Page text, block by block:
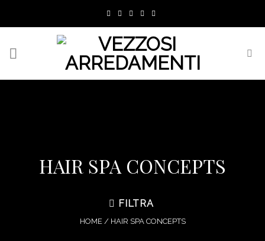
HAIR SPA CONCEPTS
FILTRA
HOME/ HAIR SPA CONCEPTS